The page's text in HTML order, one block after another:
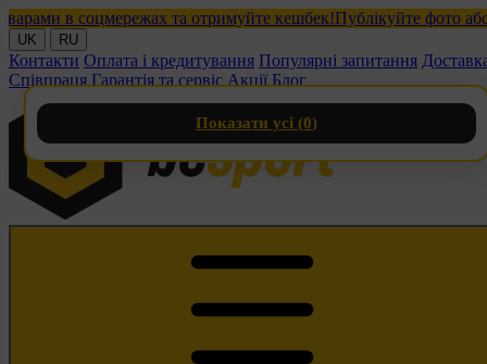
в соцмережах та отримуйте кешбек!Публікуйте фото або
UK RU
Контакти Оплата і кредитування Популярні запитання
Співпраця Гарантія та сервіс Акції Блог
Показати усі (0)